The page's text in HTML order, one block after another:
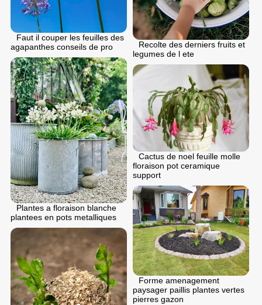
Faut il couper les feuilles des
agapanthes conseils de pro
Recolte des derniers fruits et
legumes de l ete
Plantes a floraison blanche
plantees en pots metalliques
Cactus de noel feuille molle
floraison pot ceramique
support
Forme amenagement
paysager paillis plantes vertes
pierres gazon